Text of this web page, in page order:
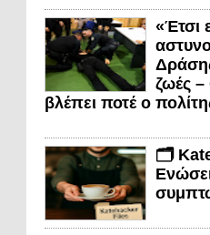
«Έτσι
ζωές –
βλέπει ποτέ ο
🗂️